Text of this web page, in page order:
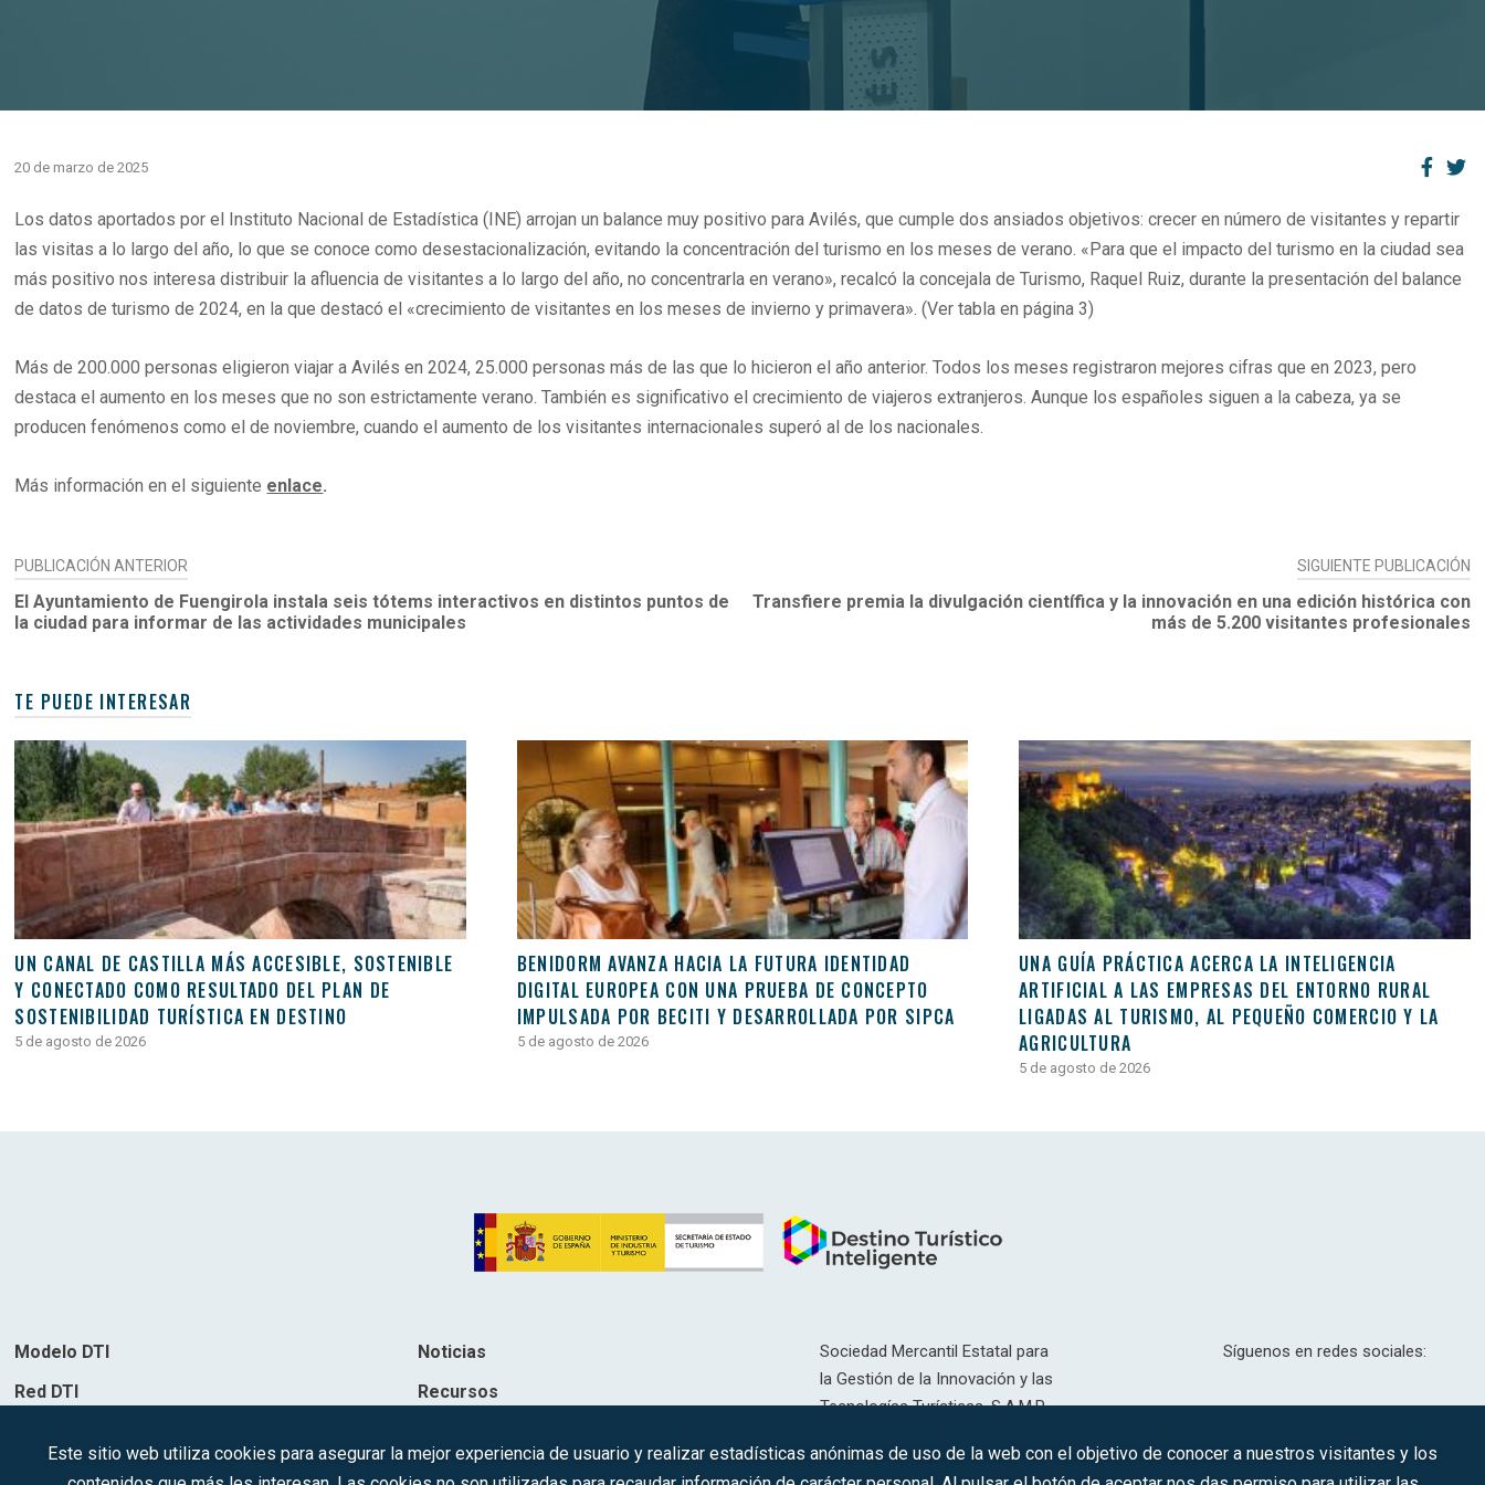
20 de marzo de 2025
Los datos aportados por el Instituto Nacional de Estadística (INE) arrojan un balance muy positivo para Avilés, que cumple dos ansiados objetivos: crecer en número de visitantes y repartir
las visitas a lo largo del año, lo que se conoce como desestacionalización, evitando la concentración del turismo en los meses de verano. «Para que el impacto del turismo en la ciudad sea
más positivo nos interesa distribuir la afluencia de visitantes a lo largo del año, no concentrarla en verano», recalcó la concejala de Turismo, Raquel Ruiz, durante la presentación del balance
de datos de turismo de 2024, en la que destacó el «crecimiento de visitantes en los meses de invierno y primavera». (Ver tabla en página 3)
Más de 200.000 personas eligieron viajar a Avilés en 2024, 25.000 personas más de las que lo hicieron el año anterior. Todos los meses registraron mejores cifras que en 2023, pero
destaca el aumento en los meses que no son estrictamente verano. También es significativo el crecimiento de viajeros extranjeros. Aunque los españoles siguen a la cabeza, ya se
producen fenómenos como el de noviembre, cuando el aumento de los visitantes internacionales superó al de los nacionales.
Más información en el siguiente enlace.
NAVEGACIÓN
DE
ENTRADAS
PUBLICACIÓN ANTERIOR
El Ayuntamiento de Fuengirola instala seis tótems interactivos en distintos puntos de
la ciudad para informar de las actividades municipales
SIGUIENTE PUBLICACIÓN
Transfiere premia la divulgación científica y la innovación en una edición histórica con
más de 5.200 visitantes profesionales
TE PUEDE INTERESAR
UN CANAL DE CASTILLA MÁS ACCESIBLE, SOSTENIBLE
Y CONECTADO COMO RESULTADO DEL PLAN DE
SOSTENIBILIDAD TURÍSTICA EN DESTINO
5 de agosto de 2026
BENIDORM AVANZA HACIA LA FUTURA IDENTIDAD
DIGITAL EUROPEA CON UNA PRUEBA DE CONCEPTO
IMPULSADA POR BECITI Y DESARROLLADA POR SIPCA
5 de agosto de 2026
UNA GUÍA PRÁCTICA ACERCA LA INTELIGENCIA
ARTIFICIAL A LAS EMPRESAS DEL ENTORNO RURAL
LIGADAS AL TURISMO, AL PEQUEÑO COMERCIO Y LA
AGRICULTURA
5 de agosto de 2026
Modelo DTI
Red DTI
Noticias
Recursos
Sociedad Mercantil Estatal para
la Gestión de la Innovación y las
Tecnologías Turísticas, S.A.M.P.
Inscrita en el R.M. de Madrid, T,
12593, Se. 8, F. 129, H. 201.307.
Síguenos en redes sociales:
Este sitio web utiliza cookies para asegurar la mejor experiencia de usuario y realizar estadísticas anónimas de uso de la web con el objetivo de conocer a nuestros visitantes y los